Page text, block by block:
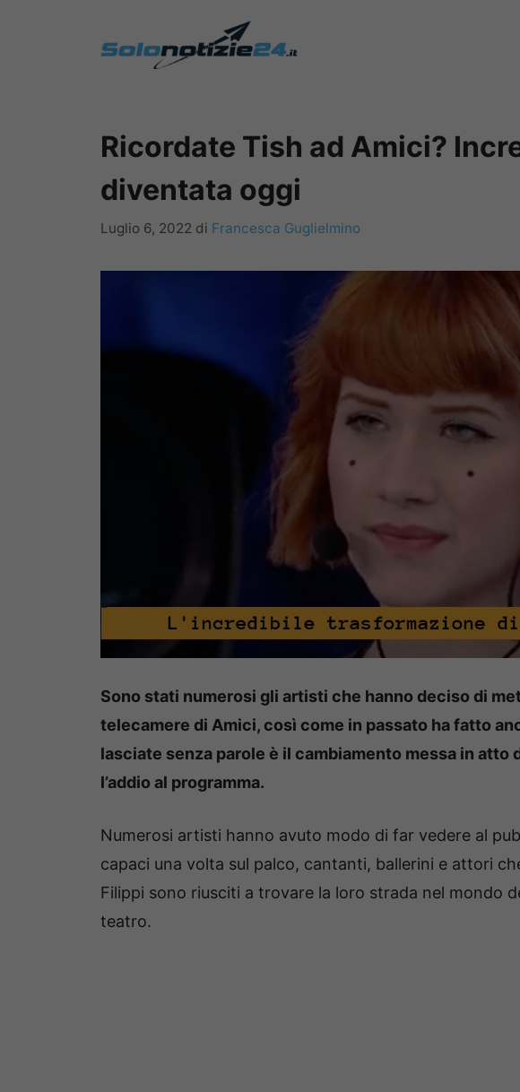
Ricordate Tish ad Amici?
diventata oggi
Luglio 6, 2022 di Francesca Guglielmino
Sono stati numerosi gli artisti che hanno deciso di
telecamere di Amici, così come in passato ha fatto
lasciate senza parole è il cambiamento messa in atto
l’addio al programma.
Numerosi artisti hanno avuto modo di far vedere al
capaci una volta sul palco, cantanti, ballerini e attori
Filippi sono riusciti a trovare la loro strada nel mondo
teatro.